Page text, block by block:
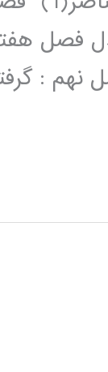
فصل
نهم :